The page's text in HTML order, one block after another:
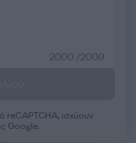
2000 /2000
reCAPTCHA, ισχύουν
Google.